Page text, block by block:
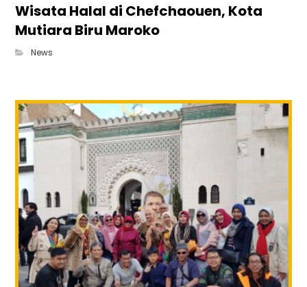
Wisata Halal di Chefchaouen, Kota
Mutiara Biru Maroko
News